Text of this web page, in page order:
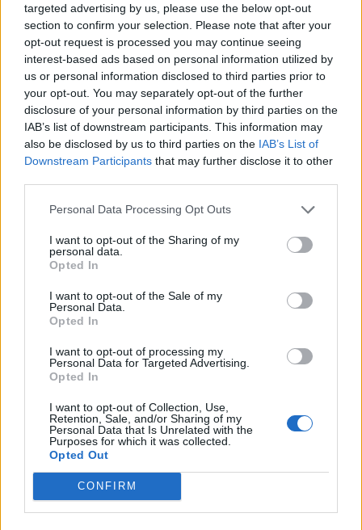
targeted advertising by us, please use the below opt-out
section to confirm your selection. Please note that after your
opt-out request is processed you may continue seeing
interest-based ads based on personal information utilized by
us or personal information disclosed to third parties prior to
your opt-out. You may separately opt-out of the further
disclosure of your personal information by third parties on the
IAB’s list of downstream participants. This information may
also be disclosed by us to third parties on the IAB’s List of
Downstream Participants that may further disclose it to other
Personal Data Processing Opt Outs
I want to opt-out of the Sharing of my
personal data.
Opted In
I want to opt-out of the Sale of my
Personal Data.
Opted In
I want to opt-out of processing my
Personal Data for Targeted Advertising.
Opted In
I want to opt-out of Collection, Use,
Retention, Sale, and/or Sharing of my
Personal Data that Is Unrelated with the
Purposes for which it was collected.
Opted Out
CONFIRM
Lietuva
Premjeras: nėra
indikacijų, kad reikia
mažinti dyzelino akcizą –
kaina turi viršyti 2,2 euro
už litrą(2)
Lietuva
Mindaugas Sinkevičius
ramina visuomenę dėl
galimų Rusijos planų:
piliečiams nereikėtų
papildomai baimintis (4)
Lietuva
Pirmoji atkurtos
nepriklausomos Lietuvos
premjerė atgulė amžinojo
(1)
Pinskų sodyboje nustatė
dar vieną pažeidimą:
terasos